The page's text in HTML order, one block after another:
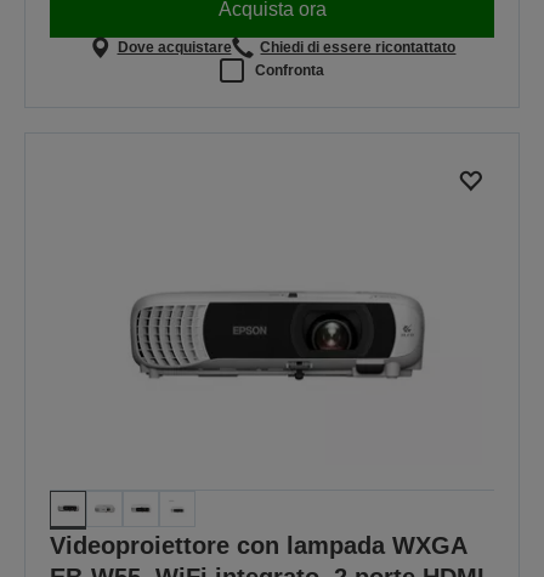
Acquista ora
Dove acquistare
Chiedi di essere ricontattato
Confronta
Videoproiettore con lampada WXGA